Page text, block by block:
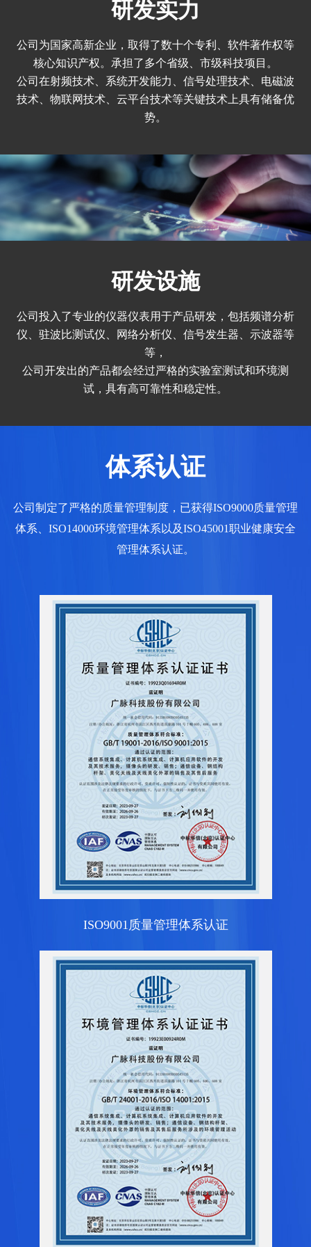
研发实力
公司为国家高新企业，取得了数十个专利、软件著作权等
核心知识产权。承担了多个省级、市级科技项目。
公司在射频技术、系统开发能力、信号处理技术、电磁波
技术、物联网技术、云平台技术等关键技术上具有储备优
势。
研发设施
公司投入了专业的仪器仪表用于产品研发，包括频谱分析
仪、驻波比测试仪、网络分析仪、信号发生器、示波器等
等，
公司开发出的产品都会经过严格的实验室测试和环境测
试，具有高可靠性和稳定性。
体系认证
公司制定了严格的质量管理制度，已获得ISO9000质量管理
体系、ISO14000环境管理体系以及ISO45001职业健康安全
管理体系认证。
ISO9001质量管理体系认证